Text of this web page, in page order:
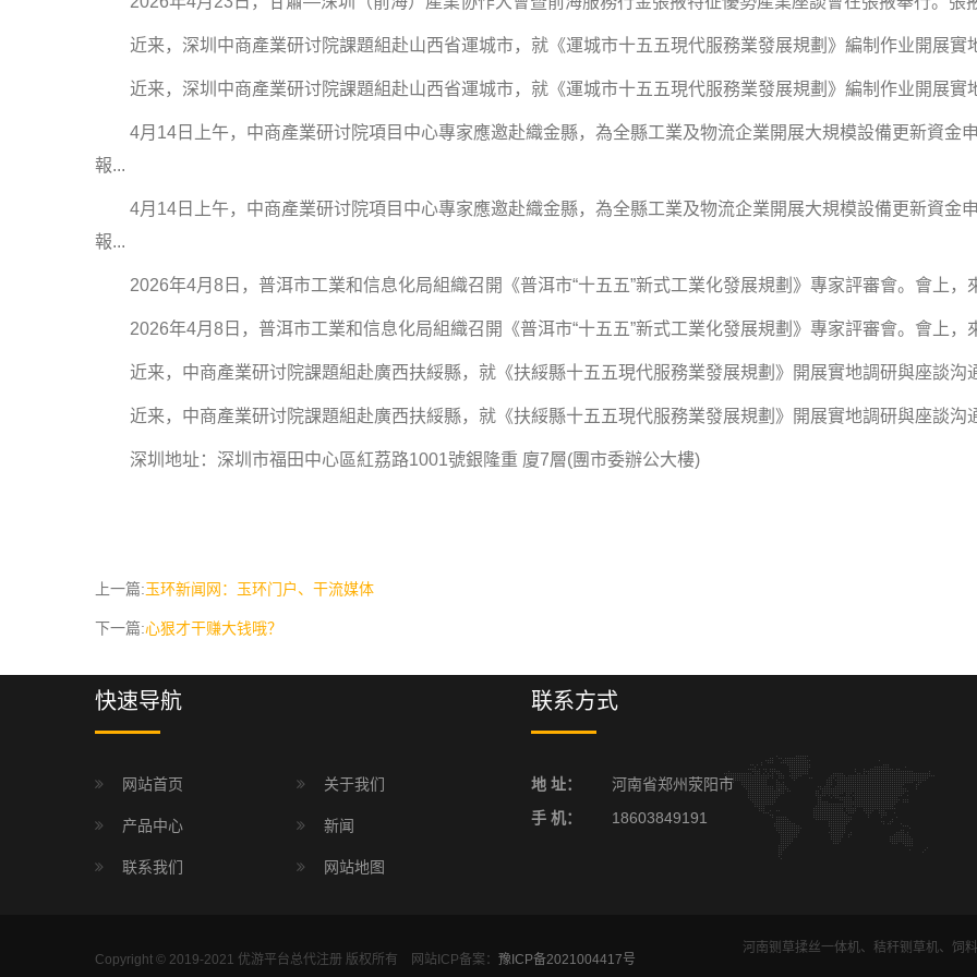
近来，深圳中商產業研讨院課題組赴山西省運城市，就《運城市十五五現代服務業發展規劃》編制作业開展實
近来，深圳中商產業研讨院課題組赴山西省運城市，就《運城市十五五現代服務業發展規劃》編制作业開展實
4月14日上午，中商產業研讨院項目中心專家應邀赴織金縣，為全縣工業及物流企業開展大規模設備更新資金申
報...
4月14日上午，中商產業研讨院項目中心專家應邀赴織金縣，為全縣工業及物流企業開展大規模設備更新資金申
報...
2026年4月8日，普洱市工業和信息化局組織召開《普洱市“十五五”新式工業化發展規劃》專家評審會。會上，
2026年4月8日，普洱市工業和信息化局組織召開《普洱市“十五五”新式工業化發展規劃》專家評審會。會上，
近来，中商產業研讨院課題組赴廣西扶綏縣，就《扶綏縣十五五現代服務業發展規劃》開展實地調研與座談沟
近来，中商產業研讨院課題組赴廣西扶綏縣，就《扶綏縣十五五現代服務業發展規劃》開展實地調研與座談沟
深圳地址：深圳市福田中心區紅荔路1001號銀隆重 廈7層(團市委辦公大樓)
上一篇:玉环新闻网：玉环门户、干流媒体
下一篇:心狠才干赚大钱哦？
快速导航
网站首页 关于我们
产品中心 新闻
联系我们 网站地图
联系方式
地 址：
河南省郑州荥阳市
手 机：
18603849191
Copyright © 2019-2021 优游平台总代注册 版权所有 网站ICP备案： 豫ICP备2021004417号
河南铡草揉丝一体机、秸秆铡草机、饲